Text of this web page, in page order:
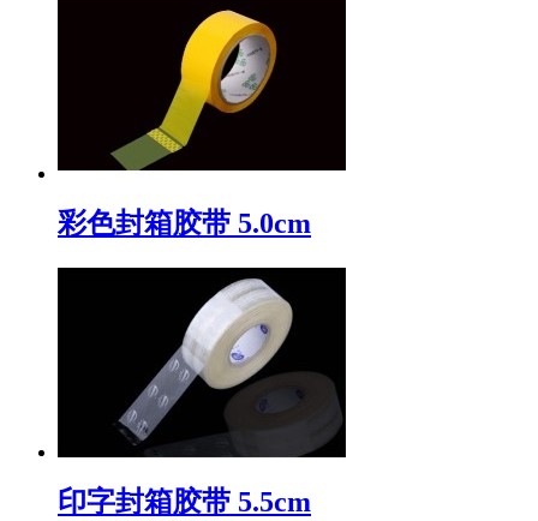
彩色封箱胶带 5.0cm
印字封箱胶带 5.5cm